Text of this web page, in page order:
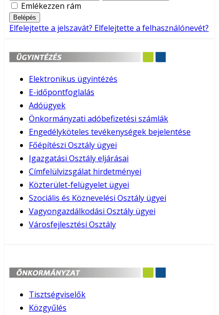
Emlékezzen rám
Belépés
Elfelejtette a jelszavát? Elfelejtette a felhasználónevét?
Elektronikus ügyintézés
E-időpontfoglalás
Adóügyek
Önkormányzati adóbefizetési számlák
Engedélyköteles tevékenységek bejelentése
Főépítészi Osztály ügyei
Igazgatási Osztály eljárásai
Címfelülvizsgálat hirdetményei
Közterület-felügyelet ügyei
Szociális és Köznevelési Osztály ügyei
Vagyongazdálkodási Osztály ügyei
Városfejlesztési Osztály
Tisztségviselők
Közgyűlés